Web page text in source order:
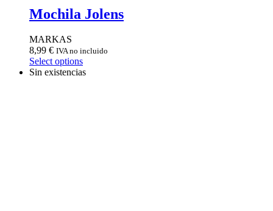
Mochila Jolens
MARKAS
8,99 € IVA no incluido
Select options
Sin existencias